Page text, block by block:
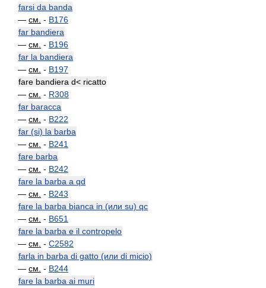
farsi da banda
— см. - B176
far bandiera
— см. - B196
far la bandiera
— см. - B197
fare bandiera d< ricatto
— см. - R308
far baracca
— см. - B222
far (si) la barba
— см. - B241
fare barba
— см. - B242
fare la barba a qd
— см. - B243
fare la barba bianca in (или su) qc
— см. - B651
fare la barba e il contropelo
— см. - C2582
farla in barba di gatto (или di micio)
— см. - B244
fare la barba ai muri